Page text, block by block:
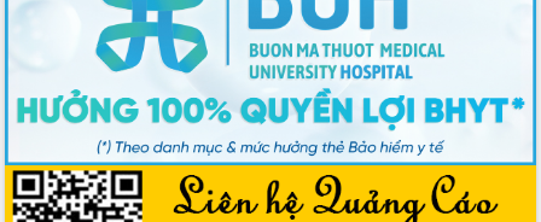
Hội nghị lần thứ nhất Ban Chỉ đạo
công tác bầu cử tỉnh Đắk Lắk
Hội nghị UBND tỉnh thường kỳ tháng
10 năm 2025
Kỳ họp chuyên đề lần thứ Ba, HĐND
Bí thư Tỉnh ủy Lương Nguyễn Minh
Triết kiểm tra việc thực hiện chống